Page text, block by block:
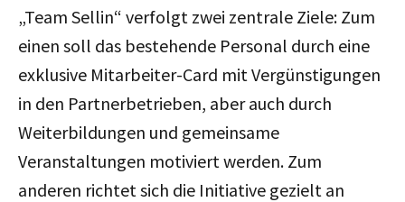
„Team Sellin“ verfolgt zwei zentrale Ziele: Zum
einen soll das bestehende Personal durch eine
exklusive Mitarbeiter-Card mit Vergünstigungen
in den Partnerbetrieben, aber auch durch
Weiterbildungen und gemeinsame
Veranstaltungen motiviert werden. Zum
anderen richtet sich die Initiative gezielt an